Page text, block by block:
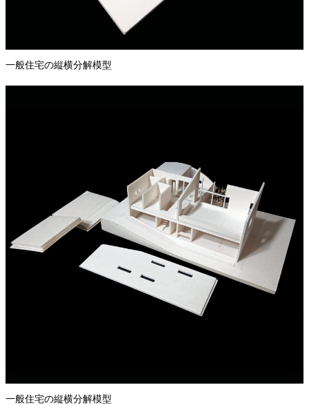
一般住宅の縦横分解模型
一般住宅の縦横分解模型